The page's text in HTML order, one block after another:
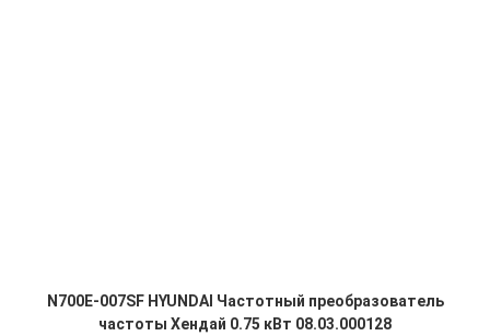
N700E-007SF HYUNDAI Частотный преобразователь
частоты Хендай 0.75 кВт 08.03.000128